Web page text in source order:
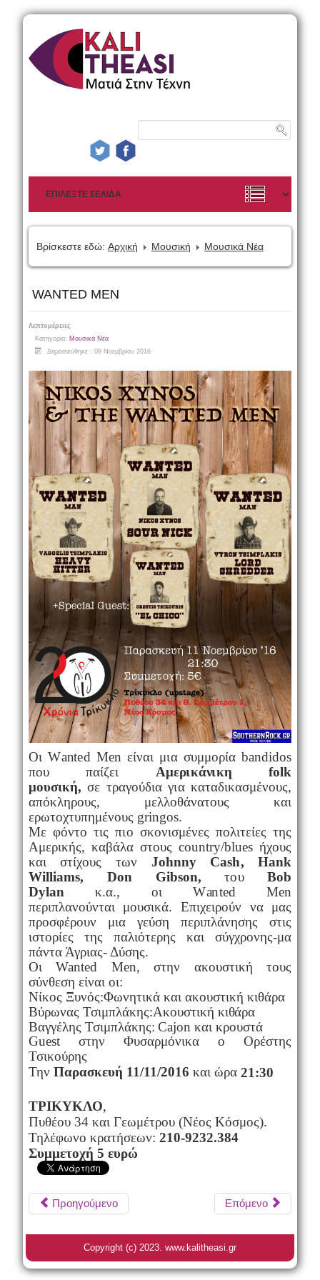
Βρίσκεστε εδώ: Αρχική Μουσική Μουσικά Νέα
WANTED MEN
Λεπτομέρειες
Κατηγορία: Μουσικά Νέα
Δημοσιεύθηκε : 09 Νοεμβρίου 2016
OιWanted Men είναι μια συμμορίαbandidos
πουπαίζει Αμερικάνικη folk
μουσική,σε τραγούδια για καταδικασμένους,
απόκληρους, μελλοθάνατους και
ερωτοχτυπημένους gringos.
Με φόντοτις πιο σκονισμένες πολιτείεςτης
Αμερικής, καβάλα στους country/bluesήχους
και στίχουςτων Johnny Cash, Hank
Williams, Don Gibson,τουBob
Dylanκ.α., οιWantedMen
περιπλανούνται μουσικά. Επιχειρούν να μας
προσφέρουν μια γεύση περιπλάνησης στις
ιστορίες της παλιότερηςκαι σύγχρονης-μα
πάντα Άγριας- Δύσης.
Οι Wanted Men, στην ακουστική τους
σύνθεση είναι οι:
Νίκος Ξυνός:Φωνητικά και ακουστική κιθάρα
Βύρωνας Τσιμπλάκης:Ακουστική κιθάρα
Βαγγέλης Τσιμπλάκης: Cajon και κρουστά
Guest στην Φυσαρμόνικα οΟρέστης
Τσικούρης
Την Παρασκευή 11/11/2016 και ώρα 21:30
ΤΡΙΚΥΚΛΟ,
Πυθέου 34 και Γεωμέτρου (Νέος Κόσμος).
Τηλέφωνο κρατήσεων: 210-9232.384
Συμμετοχή 5 ευρώ
Προηγούμενο Επόμενο
Copyright (c) 2023. www.kalitheasi.gr